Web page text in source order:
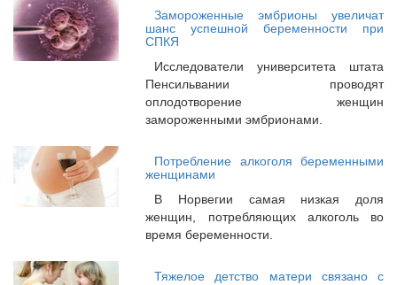
Замороженные эмбрионы увеличат
шанс успешной беременности при
СПКЯ
Исследователи университета штата
Пенсильвании проводят
оплодотворение женщин
замороженными эмбрионами.
Потребление алкоголя беременными
женщинами
В Норвегии самая низкая доля
женщин, потребляющих алкоголь во
время беременности.
Тяжелое детство матери связано с